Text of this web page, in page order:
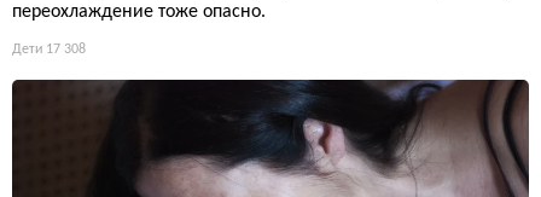
переохлаждение тоже опасно.
Дети 17 308